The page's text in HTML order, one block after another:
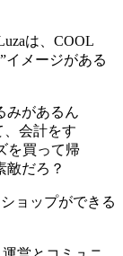
は、COOL
イメージがある
みがあるん
、会計をす
を買って帰
敵だろ？
ョップができる